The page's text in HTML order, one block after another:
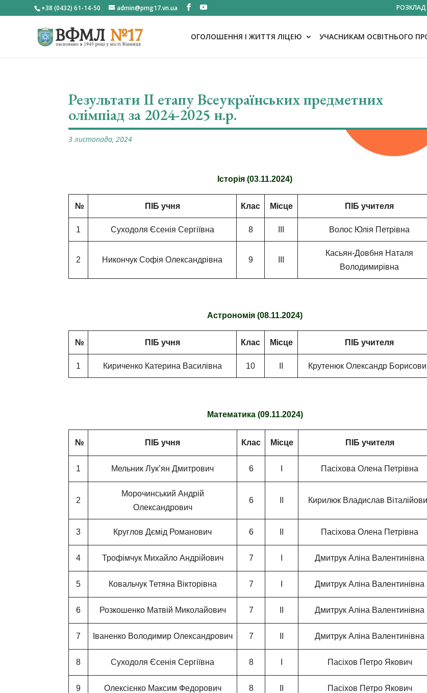
+38 (0432) 61-14-50 admin@pmg17.vn.ua РОЗКЛАД
ОГОЛОШЕННЯ І ЖИТТЯ ЛІЦЕЮ УЧАСНИКАМ ОСВІТНЬОГО
Результати ІІ етапу Всеукраїнських предметних
олімпіад за 2024-2025 н.р.
3 листопада, 2024
Історія (03.11.2024)
№ ПІБ учня Клас Місце ПІБ учителя
1 Суходоля Єсенія Сергіївна 8 Волос Юлія Петрівна
2 Никончук Софія Олександрівна 9
Касьян-Довбня Наталя
Володимирівна
Астрономія (08.11.2024)
№ ПІБ учня Клас Місце ПІБ учителя
1 Кириченко Катерина Василівна 10 Крутенюк Олександр
Математика (09.11.2024)
№ ПІБ учня Клас Місце ПІБ учителя
1 Мельник Лук’ян Дмитрович 6 Пасіхова Олена Петрівна
2
Морочинський Андрій
Олександрович
6 Кирилюк Владислав
3 Круглов Дємід Романович 6 Пасіхова Олена Петрівна
4 Трофімчук Михайло Андрійович 7 Дмитрук Аліна Валентинівна
5 Ковальчук Тетяна Вікторівна 7 Дмитрук Аліна Валентинівна
6 Розкошенко Матвій Миколайович 7 Дмитрук Аліна Валентинівна
7 Іваненко Володимир Олександрович 7 Дмитрук Аліна Валентинівна
8 Суходоля Єсенія Сергіївна 8 Пасіхов Петро Якович
9 Олексієнко Максим Федорович 8 Пасіхов Петро Якович